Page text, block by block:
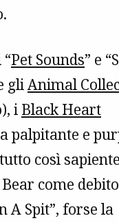
“Pet Sounds” e
gliAnimal
i Black Heart
palpitante e
così
come
A Spit”, forse la